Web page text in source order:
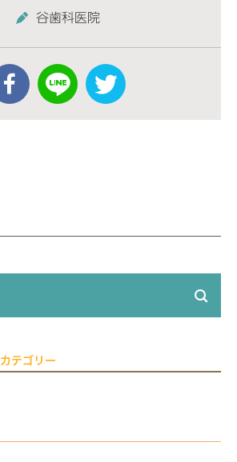
谷歯科医院
カテゴリー